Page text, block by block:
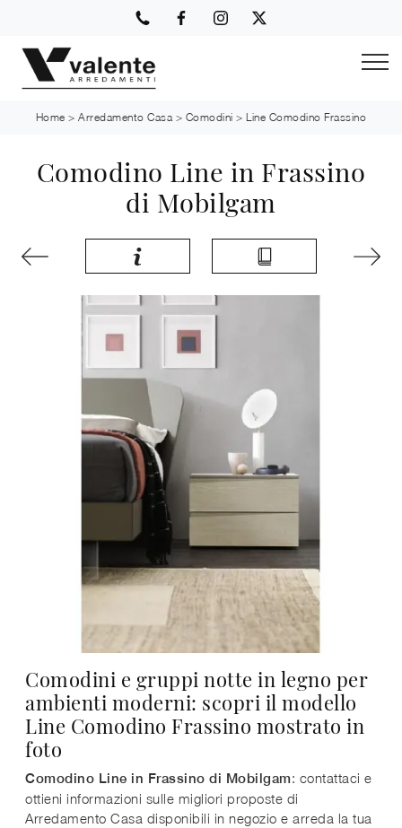
Home >Arredamento Casa > Comodini >Line Comodino Frassino
Comodino Line in Frassino
di Mobilgam
Comodini e gruppi notte in legno per
ambienti moderni: scopri il modello
Line Comodino Frassino mostrato in
foto
Comodino Line in Frassino di Mobilgam: contattaci e
ottieni informazioni sulle migliori proposte di
Arredamento Casa disponibili in negozio e arreda la tua